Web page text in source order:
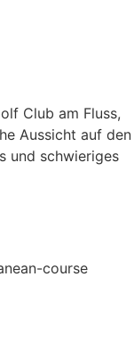
Club am Fluss,
Aussicht auf den
und schwieriges